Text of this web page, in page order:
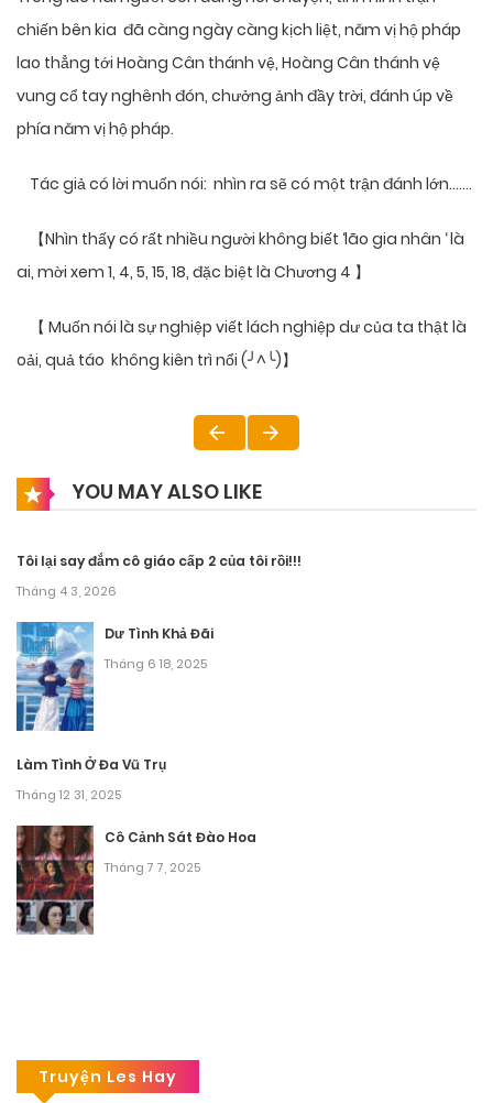
chiến bên kia đã càng ngày càng kịch liệt, năm vị hộ pháp
lao thẳng tới Hoàng Cân thánh vệ, Hoàng Cân thánh vệ
vung cổ tay nghênh đón, chưởng ảnh đầy trời, đánh úp về
phía năm vị hộ pháp.
Tác giả có lời muốn nói: nhìn ra sẽ có một trận đánh lớn…….
【Nhìn thấy có rất nhiều người không biết ‘lão gia nhân ‘ là
ai, mời xem 1, 4, 5, 15, 18, đặc biệt là Chương 4 】
【 Muốn nói là sự nghiệp viết lách nghiệp dư của ta thật là
oải, quả táo không kiên trì nổi (╯^╰)】
YOU MAY ALSO LIKE
Tôi lại say đắm cô giáo cấp 2 của tôi rồi!!!
Tháng 4 3, 2026
Dư Tình Khả Đãi
Tháng 6 18, 2025
Làm Tình Ở Đa Vũ Trụ
Tháng 12 31, 2025
Cô Cảnh Sát Đào Hoa
Tháng 7 7, 2025
Truyện Les Hay